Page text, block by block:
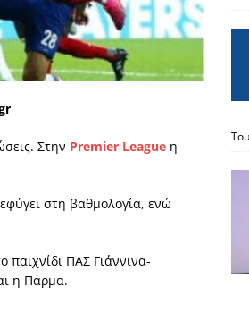
Στην Premier League η
στη βαθμολογία, ενώ
ΠΑΣ Γιάννινα-
η Πάρμα.